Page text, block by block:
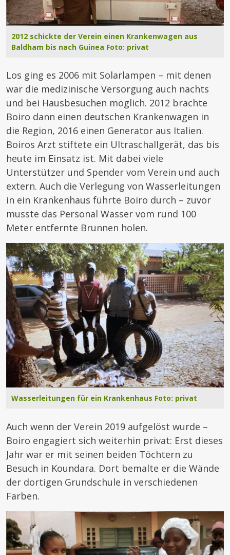
2012 schickte der Verein einen Krankenwagen aus
Baldham bis nach Guinea Foto: privat
Los ging es 2006 mit Solarlampen – mit denen
war die medizinische Versorgung auch nachts
und bei Hausbesuchen möglich. 2012 brachte
Boiro dann einen deutschen Krankenwagen in
die Region, 2016 einen Generator aus Italien.
Boiros Arzt stiftete ein Ultraschallgerät, das bis
heute im Einsatz ist. Mit dabei viele
Unterstützer und Spender vom Verein und auch
extern. Auch die Verlegung von Wasserleitungen
in ein Krankenhaus führte Boiro durch – zuvor
musste das Personal Wasser vom rund 100
Meter entfernte Brunnen holen.
Wasserleitungen für ein Krankenhaus Foto: privat
Auch wenn der Verein 2019 aufgelöst wurde –
Boiro engagiert sich weiterhin privat: Erst dieses
Jahr war er mit seinen beiden Töchtern zu
Besuch in Koundara. Dort bemalte er die Wände
der dortigen Grundschule in verschiedenen
Farben.